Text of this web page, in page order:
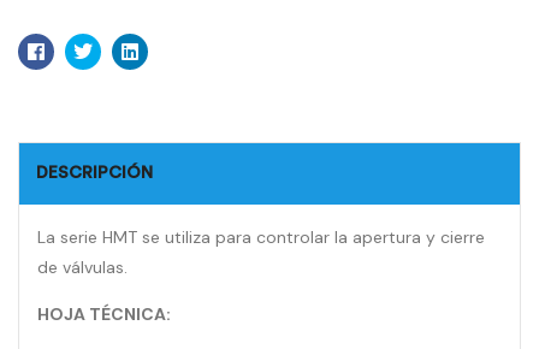
Facebook
TwitterLinkedin
DESCRIPCIÓN
La serie HMT se utiliza para controlar la apertura y cierre
de válvulas.
HOJA TÉCNICA: